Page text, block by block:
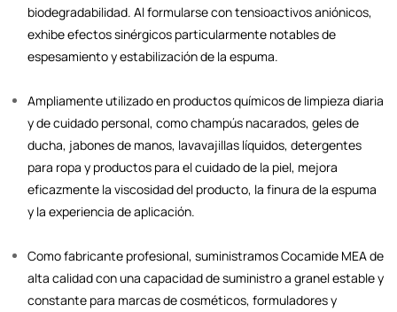
biodegradabilidad. Al formularse con tensioactivos aniónicos,
exhibe efectos sinérgicos particularmente notables de
espesamiento y estabilización de la espuma.
Ampliamente utilizado en productos químicos de limpieza diaria
y de cuidado personal, como champús nacarados, geles de
ducha, jabones de manos, lavavajillas líquidos, detergentes
para ropa y productos para el cuidado de la piel, mejora
eficazmente la viscosidad del producto, la finura de la espuma
y la experiencia de aplicación.
Como fabricante profesional, suministramos Cocamide MEA de
alta calidad con una capacidad de suministro a granel estable y
constante para marcas de cosméticos, formuladores y